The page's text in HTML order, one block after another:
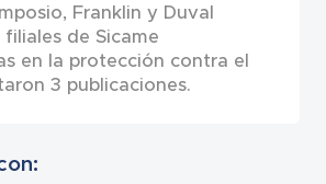
Franklin y Duval
filiales de Sicame
en la protección contra el
3 publicaciones.